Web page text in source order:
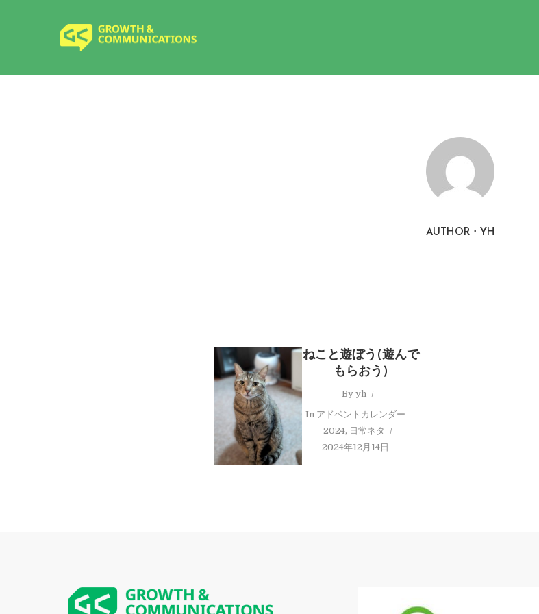
AUTHOR YH
ねこと遊ぼう(遊んで
もらおう)
Byyh
In アドベントカレンダー
2024, 日常ネタ
2024年12月14日